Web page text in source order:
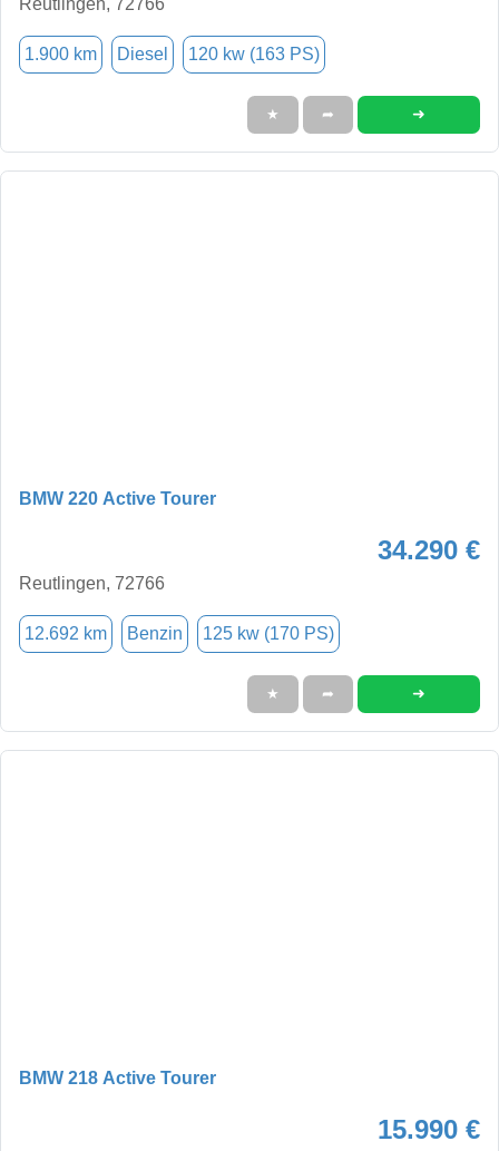
1.900 km Diesel 120 kw (163 PS)
★ ➦ ➜
BMW 220 Active Tourer
34.290 €
Reutlingen, 72766
12.692 km Benzin 125 kw (170 PS)
★ ➦ ➜
BMW 218 Active Tourer
15.990 €